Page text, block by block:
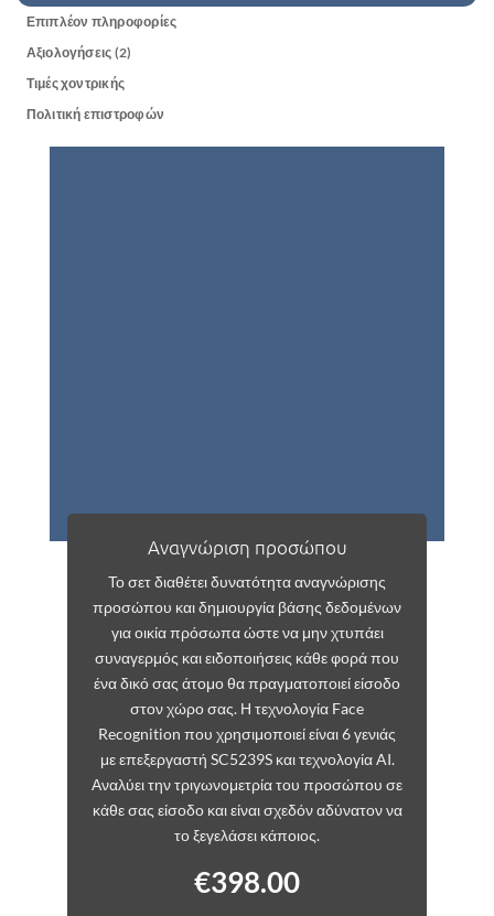
Επιπλέον πληροφορίες
Αξιολογήσεις (2)
Τιμές χοντρικής
Πολιτική επιστροφών
Αναγνώριση προσώπου
Το σετ διαθέτει δυνατότητα αναγνώρισης
προσώπου και δημιουργία βάσης δεδομένων
για οικία πρόσωπα ώστε να μην χτυπάει
συναγερμός και ειδοποιήσεις κάθε φορά που
ένα δικό σας άτομο θα πραγματοποιεί είσοδο
στον χώρο σας. Η τεχνολογία Face
Recognition που χρησιμοποιεί είναι 6 γενιάς
με επεξεργαστή SC5239S και τεχνολογία AI.
Αναλύει την τριγωνομετρία του προσώπου σε
κάθε σας είσοδο και είναι σχεδόν αδύνατον να
το ξεγελάσει κάποιος.
€398.00